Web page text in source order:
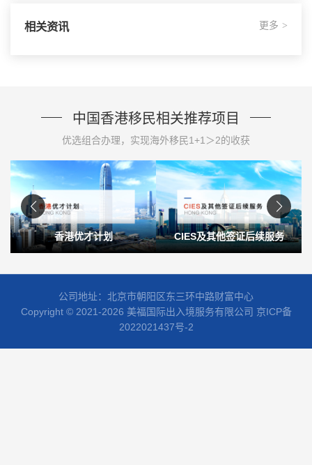
相关资讯 更多 >
中国香港移民相关推荐项目
优选组合办理，实现海外移民1+1＞2的收获
香港优才计划 CIES及其他签证后续服务
公司地址：北京市朝阳区东三环中路财富中心
Copyright © 2021-2026 美福国际出入境服务有限公司 京ICP备
2022021437号-2